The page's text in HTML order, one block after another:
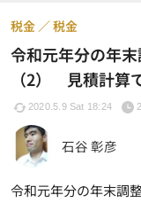
令和元年分の年
（2） 見積計算
税金 税金
2020.5.9 Sat 18:24
石谷 彰彦
令和元年分の年末調